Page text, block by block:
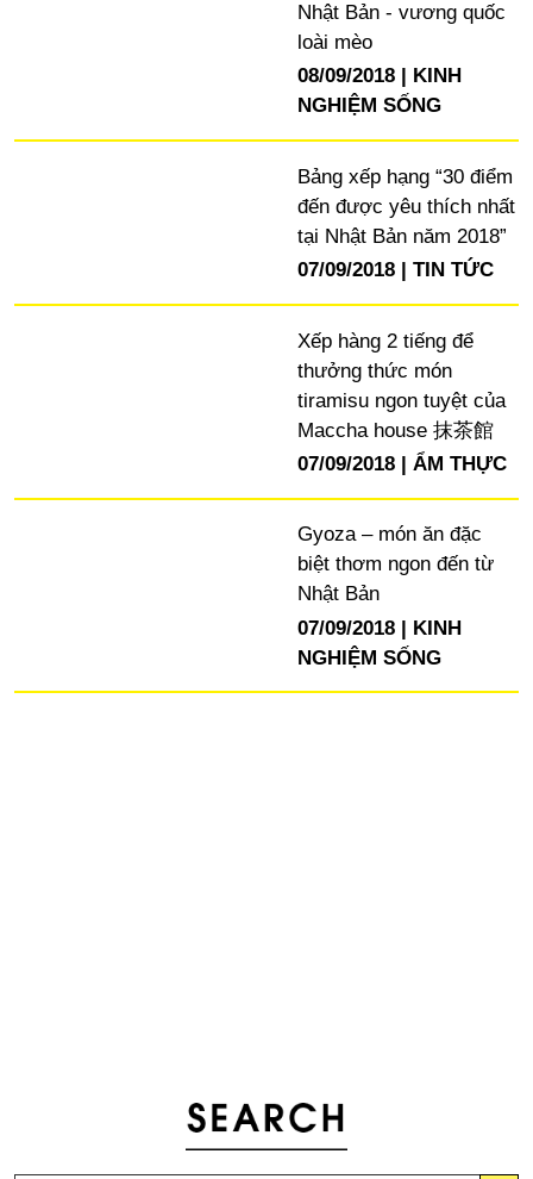
Nhật Bản - vương quốc
loài mèo
08/09/2018
KINH
NGHIỆM SỐNG
Bảng xếp hạng “30 điểm
đến được yêu thích nhất
tại Nhật Bản năm 2018”
07/09/2018
TIN TỨC
Xếp hàng 2 tiếng để
thưởng thức món
tiramisu ngon tuyệt của
Maccha house 抹茶館
07/09/2018
ẨM THỰC
Gyoza – món ăn đặc
biệt thơm ngon đến từ
Nhật Bản
07/09/2018
KINH
NGHIỆM SỐNG